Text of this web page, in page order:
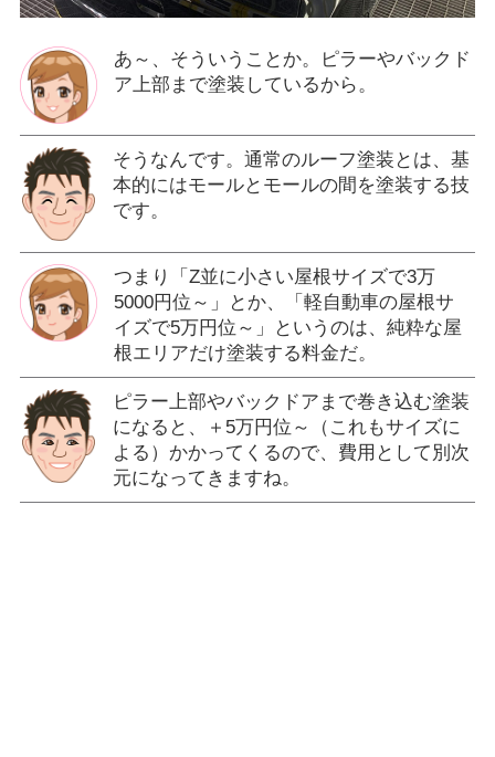
あ～、そういうことか。ピラーやバックド
ア上部まで塗装しているから。
そうなんです。通常のルーフ塗装とは、基
本的にはモールとモールの間を塗装する技
です。
つまり「Z並に小さい屋根サイズで3万
5000円位～」とか、「軽自動車の屋根サ
イズで5万円位～」というのは、純粋な屋
根エリアだけ塗装する料金だ。
ピラー上部やバックドアまで巻き込む塗装
になると、＋5万円位～（これもサイズに
よる）かかってくるので、費用として別次
元になってきますね。